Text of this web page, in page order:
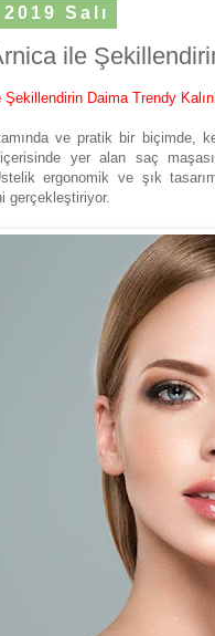
Salı
ile
Şekillendirin Daima Trendy
ve pratik bir biçimde,
yer alan saç
ergonomik ve şık
gerçekleştiriyor.